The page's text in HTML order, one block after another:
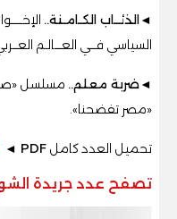
◄الذئــاب الكـامـنة..
السياسي فـــي العــــالـم
◄ضربة معلم.. مسلسل
«مصر تفضحنا».
تحميل العدد كامل PDF ◄
تصفح عدد جريدة